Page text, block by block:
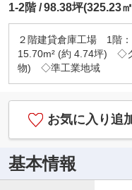
1-2階 98.38坪(325.23
２階建貸倉庫工場 1階：
15.70m² (約 4.74坪) ◇
物) ◇準工業地域
お気に入り追
基本情報